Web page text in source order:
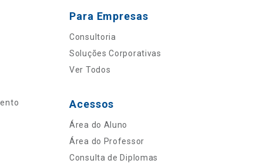
Para Empresas
Consultoria
Soluções Corporativas
Ver Todos
Acessos
Área do Aluno
Área do Professor
Consulta de Diplomas